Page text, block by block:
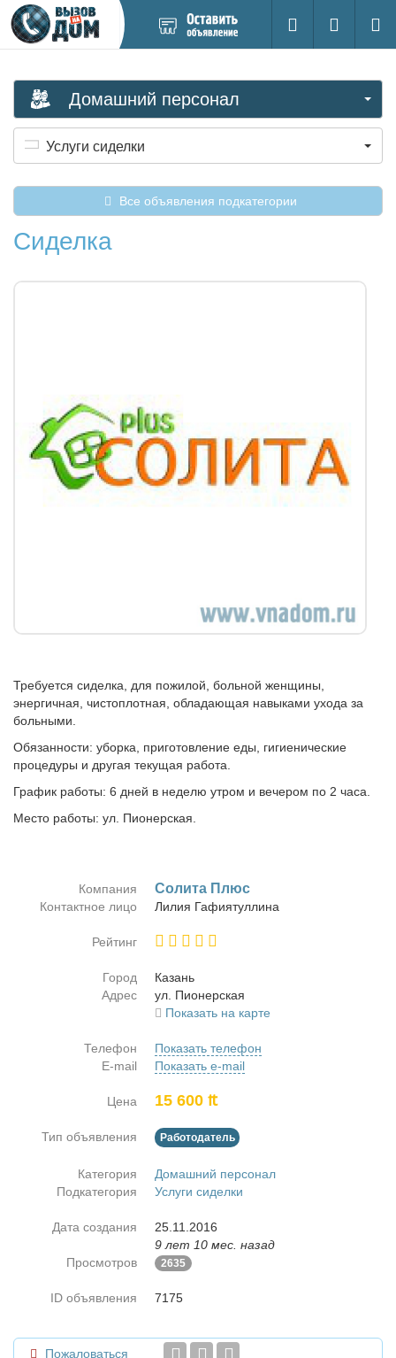
новое
Поиск
Вход на
Домашний персонал
Услуги сиделки
Все объявления подкатегории
Сиделка
Требуется сиделка, для пожилой, больной женщины,
энергичная, чистоплотная, обладающая навыками ухода за
больными.
Обязанности: уборка, приготовление еды, гигиенические
процедуры и другая текущая работа.
График работы: 6 дней в неделю утром и вечером по 2 часа.
Место работы: ул. Пионерская.
Компания Со­ли­та Плюс
Контактное лицо Ли­лия Га­фи­я­тул­ли­на
Рейтинг
Город
Ка­зань
Адрес
ул. Пи­о­нер­ская
Показать на карте
Телефон
Показать телефон
E-mail
Показать e-mail
Цена 15 600 ₶
Тип объявления Работодатель
Категория
Домашний персонал
Подкатегория
Услуги сиделки
Дата создания
25.11.2016
9 лет 10 мес. назад
Просмотров
2635
ID объявления 7175
Пожаловаться